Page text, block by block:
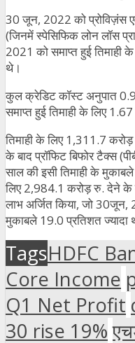
30 जून, 2022 को प्रोविज़ंस
(जिनमें स्पेसिफिक लोन लॉस
2021 को समाप्त हुई
थे।
कुल क्रेडिट कॉस्ट अनुपात
समाप्त हुई तिमाही के लिए
तिमाही के लिए 1,311.7
के बाद प्रॉफिट बिफोर टैक्स
साल की इसी तिमाही के
लिए 2,984.1 करोड़ रु. देने
लाभ अर्जित किया, जो 30जून,
मुकाबले 19.0 प्रतिशत ज्यादा
TagsHDFC
Core Income
Q1 Net Profit
30 rise 19%